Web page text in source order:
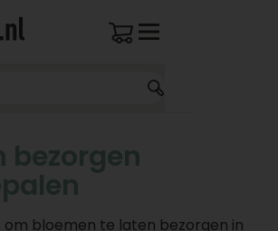
bezorgen
bloemen te laten bezorgen in